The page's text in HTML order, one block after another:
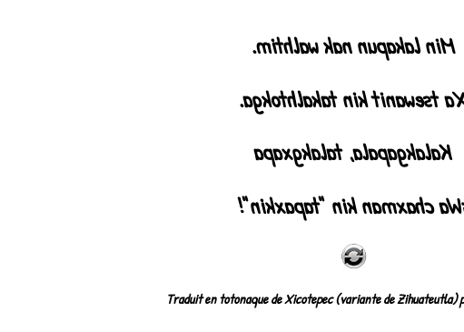
Min lakapun nak walhtim.
Xa tsewanit kin
Kalakgapala, talakgxapa
¡Wa chaxman kin
Traduit en totonaque de Xicotepec (variante de Zihuateutla)